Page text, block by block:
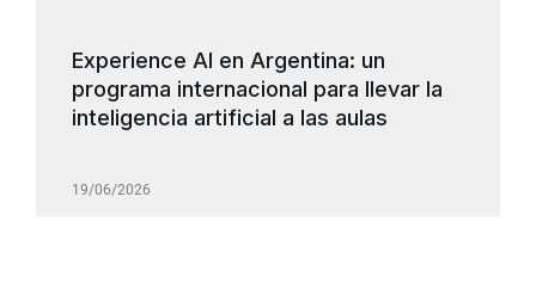
Experience AI en Argentina: un
programa internacional para llevar la
inteligencia artificial a las aulas
19/06/2026